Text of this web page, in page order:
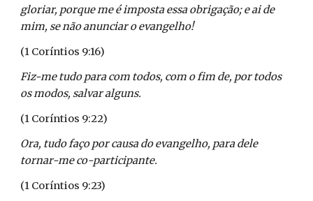
gloriar, porque me é imposta essa obrigação; e ai de
mim, se não anunciar o evangelho!
(1 Coríntios 9:16)
Fiz-me tudo para com todos, com o fim de, por todos
os modos, salvar alguns.
(1 Coríntios 9:22)
Ora, tudo faço por causa do evangelho, para dele
tornar-me co-participante.
(1 Coríntios 9:23)